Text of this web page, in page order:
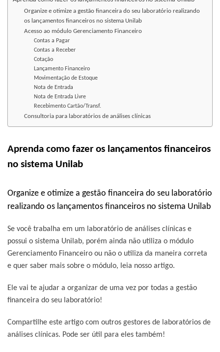
Organize e otimize a gestão financeira do seu laboratório realizando
os lançamentos financeiros no sistema Unilab
Acesso ao módulo Gerenciamento Financeiro
Contas a Pagar
Contas a Receber
Cotação
Lançamento Financeiro
Movimentação de Estoque
Nota de Entrada
Nota de Entrada Livre
Recebimento Cartão/Transf.
Consultoria para laboratórios de análises clínicas
Aprenda como fazer os lançamentos financeiros
no sistema Unilab
Organize e otimize a gestão financeira do seu laboratório
realizando os lançamentos financeiros no sistema Unilab
Se você trabalha em um laboratório de análises clínicas e
possui o sistema Unilab, porém ainda não utiliza o módulo
Gerenciamento Financeiro ou não o utiliza da maneira correta
e quer saber mais sobre o módulo, leia nosso artigo.
Ele vai te ajudar a organizar de uma vez por todas a gestão
financeira do seu laboratório!
Compartilhe este artigo com outros gestores de laboratórios de
análises clínicas. Pode ser útil para eles também!